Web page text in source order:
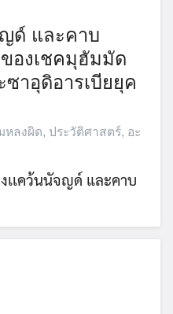
ด์ และคาบ
องเชคมุฮัมมัด
ซาอุดิอารเบียยุค
หลงผิด, ประวัติศาสตร์, อะ
เเคว้นนัจญด์ และคาบ